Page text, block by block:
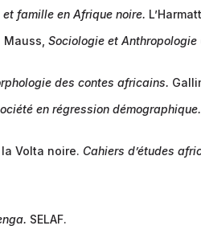
et famille en Afrique noire.
Mauss, Sociologie et Anthropologie
des contes africains.
en régression
Volta noire. Cahiers d’études
SELAF.